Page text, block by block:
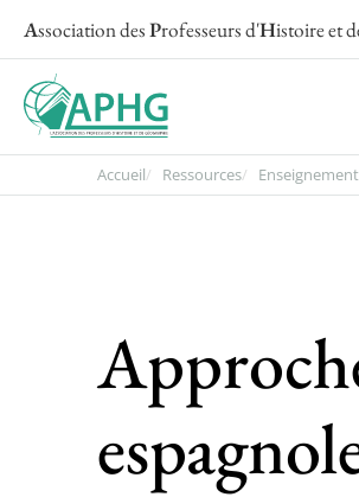
Association desProfesseurs d'Histoire et
Accueil Ressources